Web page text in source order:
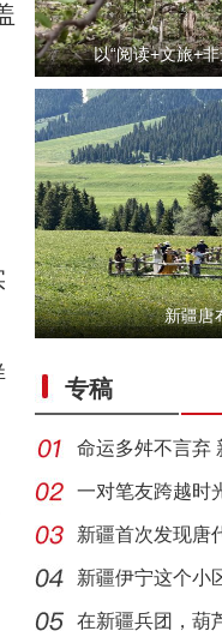
以“阅读+文旅+
【与你为邻】俄
新疆唐
专稿
命运多舛不言弃
一对笔友跨越时
生长
新疆首次发现唐
系南
新疆伊宁这个小
迪”
在新疆兵团，葫